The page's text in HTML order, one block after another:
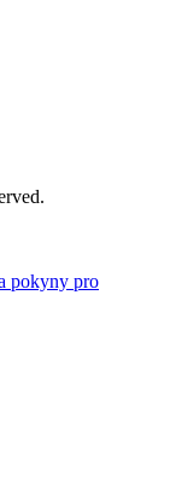
pokyny pro